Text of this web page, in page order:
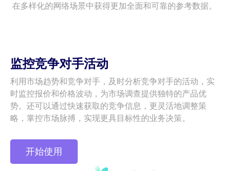
在多样化的网络场景中获得更加全面和可靠的参考数据。
监控竞争对手活动
利用市场趋势和竞争对手，及时分析竞争对手的活动，实
时监控报价和价格波动，为市场调查提供独特的产品优
势。还可以通过快速获取的竞争信息，更灵活地调整策
略，掌控市场脉搏，实现更具目标性的业务决策。
开始使用